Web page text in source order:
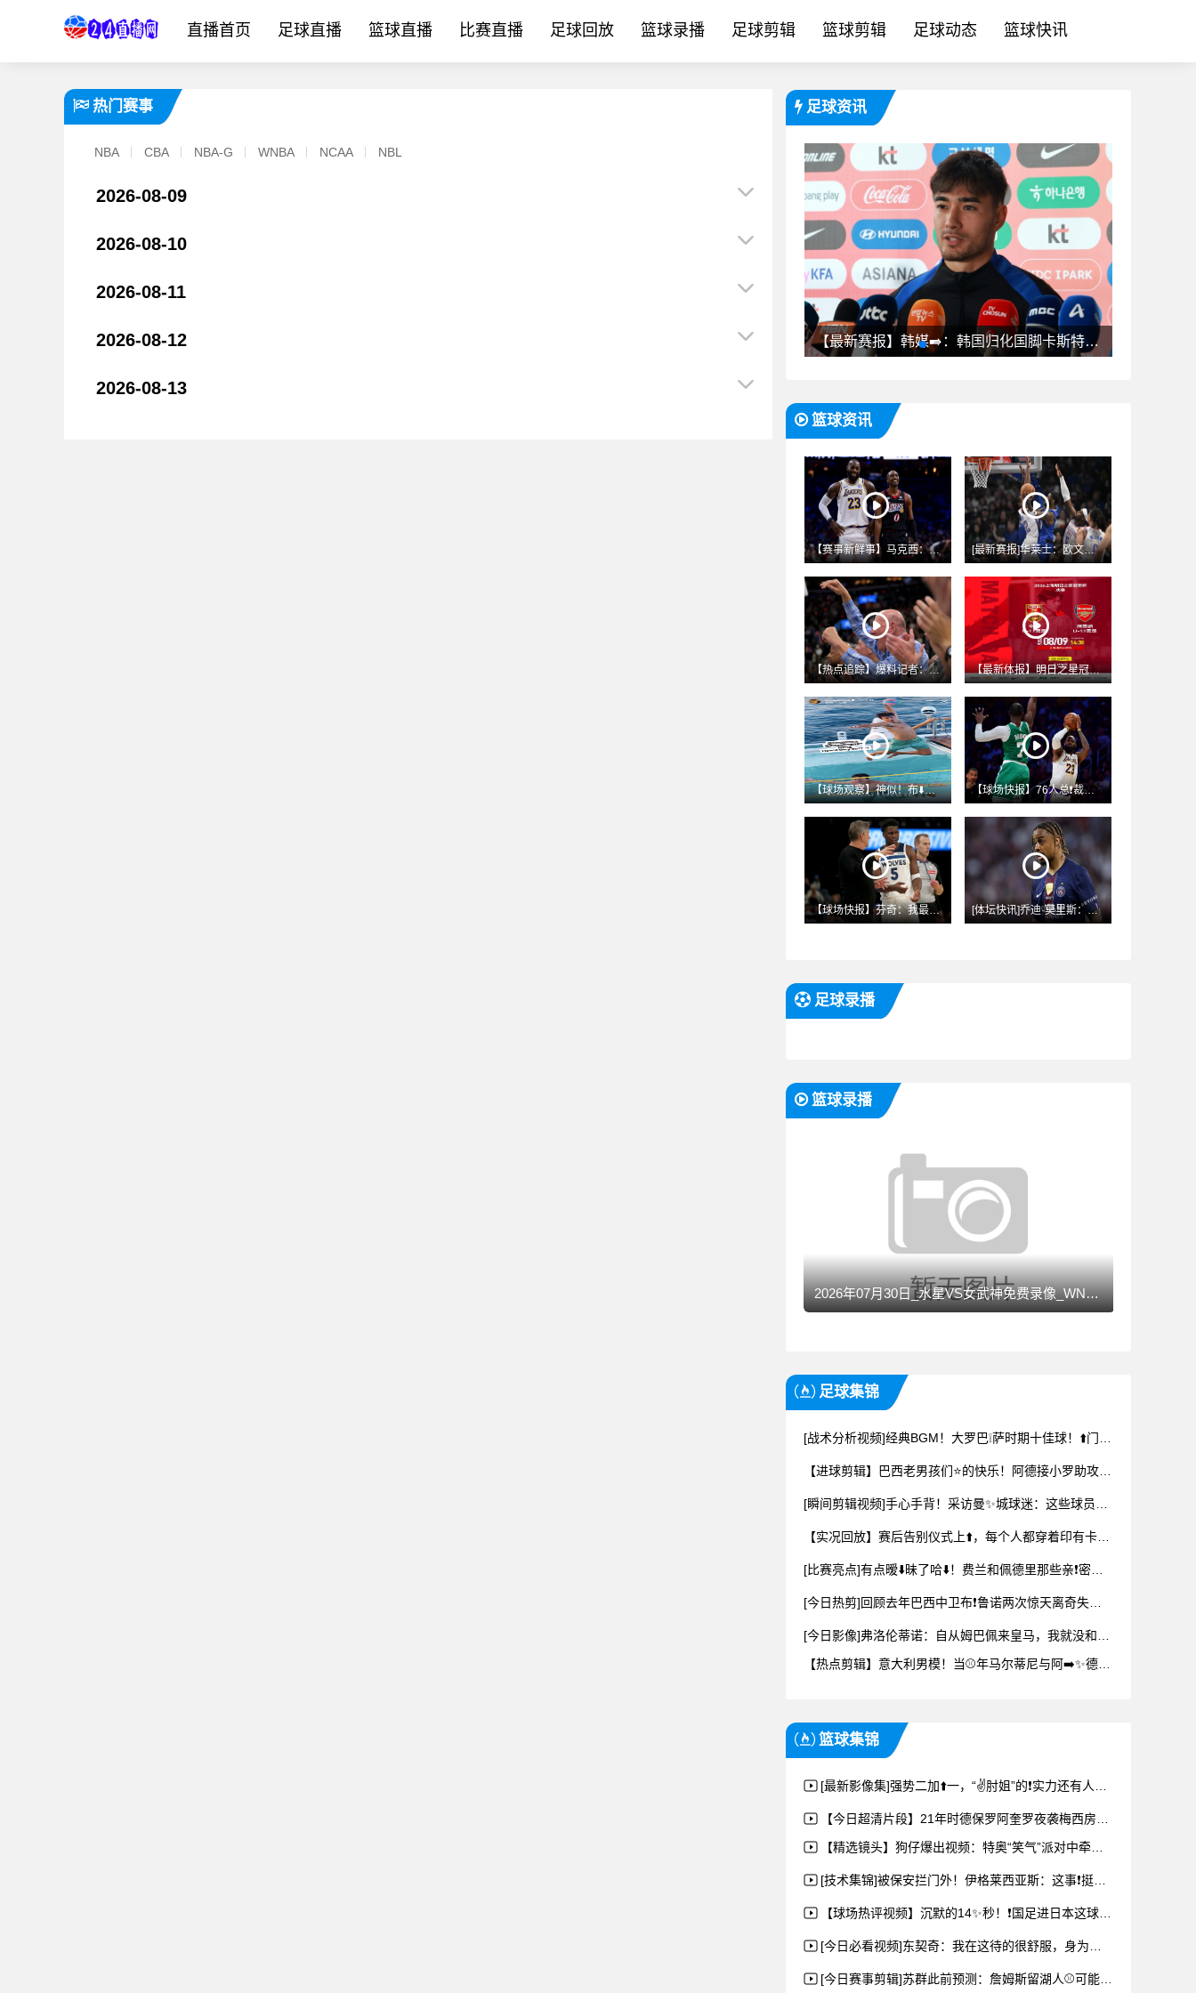
直播首页 足球直播 篮球直播 比赛直播 足球回放 篮球录播 足球剪辑 篮球剪辑 足球动态 篮球快讯
热门赛事
NBA CBA NBA-G WNBA NCAA NBL
2026-08-09
2026-08-10
2026-08-11
2026-08-12
2026-08-13
足球资讯
【最新赛报】韩媒➡️：韩国归化国脚卡斯特罗普将缺战数月，能否
篮球资讯
【赛事新鲜事】马克西：⬅️训⚽练营中有小孩问我比詹姆⭐斯年轻 [最新赛报]华莱士：欧文是我防守过最难对付的后❗卫 他每个招
【热点追踪】爆料记者：⬅️作为❗极其投入的老板 鲍尔默对快船 【最新体报】明日之星冠军杯决赛 中国U17男足 vs 阿森纳
【球场观察】神似！布⬇️雷迪晒儿子泳池模仿詹韦经典连线 詹姆 【球场快报】76人总❗裁：詹姆斯有很多绝佳去处 非常幸运他⚽
【球场快报】芬奇：我最大的遗憾是去年对勇士赛⬇️后公开批评了 [体坛快讯]乔迪·莫里斯：我非常希望切尔西今夏能签❕下巴尔科
足球录播
篮球录播
2026年07月30日_水星VS女武神免费录像_WNBA录像
足球集锦
篮球集锦
[最新影像集]强势二加⬆️一，“✌️肘姐”的❗实力还有人质疑？
【今日超清片段】21年时德保罗阿奎罗夜袭梅西房间，唱生日歌送❕奇葩礼物~
【精选镜头】狗仔爆出视频：特奥“笑气”派对中牵头⬆⬇️️找应召女郎，与其一起狂欢
[技术集锦]被保安拦门外！伊格莱西亚斯：这事❗挺有意思的，其他人也遇⚾到过！
【球场热评视频】沉默的14✨秒！❗国足进日本这球与❗比利时世界杯绝杀日本一模一样
[今日必看视频]东契奇：我在这待的很舒服，身为湖人一员⚽对我来说意义非凡
[今日赛事剪辑]苏群此前预测：詹姆斯留湖人⚾可能➡️性很低了，可能回骑士或去勇士